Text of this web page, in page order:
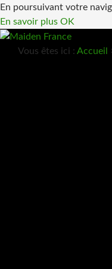
En poursuivant votre
En savoir plus OK
Recherche
Vous êtes ici : Accueil